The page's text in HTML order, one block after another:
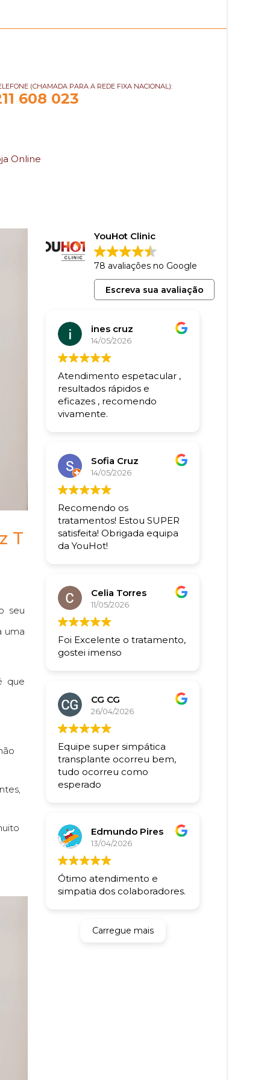
(CHAMADA PARA A REDE FIXA NACIONAL):
608 023
Online
T
seu
uma
que
YouHot Clinic
78 avaliações no Google
Escreva sua avaliação
ines cruz
14/05/2026
Atendimento espetacular ,
resultados rápidos e
eficazes , recomendo
vivamente.
Sofia Cruz
14/05/2026
Recomendo os
tratamentos! Estou SUPER
satisfeita! Obrigada equipa
da YouHot!
Celia Torres
11/05/2026
Foi Excelente o tratamento,
gostei imenso
CG CG
26/04/2026
Equipe super simpática
transplante ocorreu bem,
tudo ocorreu como
esperado
Edmundo Pires
13/04/2026
Ótimo atendimento e
simpatia dos colaboradores.
Carregue mais